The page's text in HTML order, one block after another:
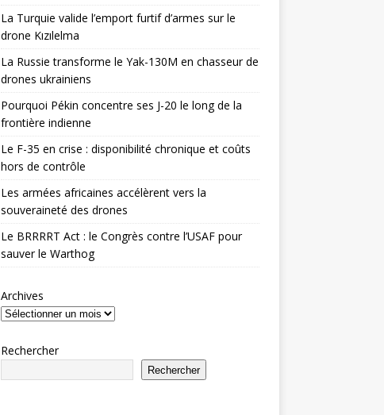
La Turquie valide l’emport furtif d’armes sur le
drone Kızılelma
La Russie transforme le Yak-130M en chasseur de
drones ukrainiens
Pourquoi Pékin concentre ses J-20 le long de la
frontière indienne
Le F-35 en crise : disponibilité chronique et coûts
hors de contrôle
Les armées africaines accélèrent vers la
souveraineté des drones
Le BRRRRT Act : le Congrès contre l’USAF pour
sauver le Warthog
Archives
Rechercher
Rechercher